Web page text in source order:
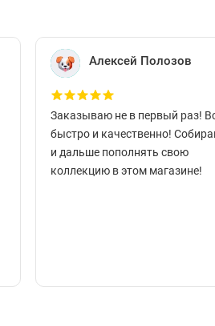
Алексей Полозов
Заказываю не в первый раз!
быстро и качественно!
и дальше пополнять свою
коллекцию в этом магазине!